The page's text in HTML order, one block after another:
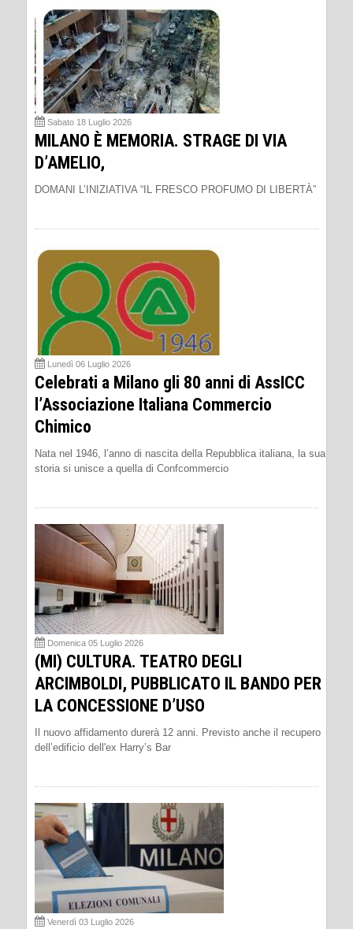
Sabato 18 Luglio 2026
MILANO È MEMORIA. STRAGE DI VIA
D’AMELIO,
DOMANI L’INIZIATIVA “IL FRESCO PROFUMO DI LIBERTÀ”
Lunedì 06 Luglio 2026
Celebrati a Milano gli 80 anni di AssICC
l’Associazione Italiana Commercio
Chimico
Nata nel 1946, l’anno di nascita della Repubblica italiana, la sua
storia si unisce a quella di Confcommercio
Domenica 05 Luglio 2026
(MI) CULTURA. TEATRO DEGLI
ARCIMBOLDI, PUBBLICATO IL BANDO PER
LA CONCESSIONE D’USO
Il nuovo affidamento durerà 12 anni. Previsto anche il recupero
dell’edificio dell'ex Harry’s Bar
Venerdì 03 Luglio 2026